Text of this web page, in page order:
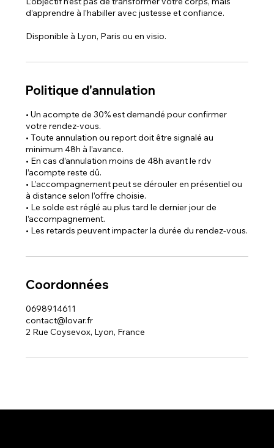
d’apprendre à l’habiller avec justesse et confiance.
Disponible à Lyon, Paris ou en visio.
Politique d'annulation
• Un acompte de 30% est demandé pour confirmer
votre rendez-vous.
• Toute annulation ou report doit être signalé au
minimum 48h à l’avance.
• En cas d’annulation moins de 48h avant le rdv
l’acompte reste dû.
• L’accompagnement peut se dérouler en présentiel ou
à distance selon l’offre choisie.
• Le solde est réglé au plus tard le dernier jour de
l’accompagnement.
• Les retards peuvent impacter la durée du rendez-vous.
Coordonnées
0698914611
contact@lovar.fr
2 Rue Coysevox, Lyon, France